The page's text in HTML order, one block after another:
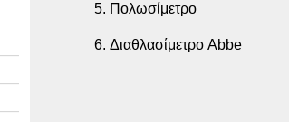
Πολωσίμετρο
Διαθλασίμετρο Abbe